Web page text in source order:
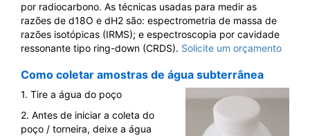
por radiocarbono. As técnicas usadas para medir as
razões de d18O e dH2 são: espectrometria de massa de
razões isotópicas (IRMS); e espectroscopia por cavidade
ressonante tipo ring-down (CRDS). Solicite um orçamento
Como coletar amostras de água subterrânea
1. Tire a água do poço
2. Antes de iniciar a coleta do
poço / torneira, deixe a água